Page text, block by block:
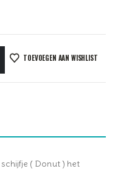
TOEVOEGEN AAN WISHLIST
( Donut ) het